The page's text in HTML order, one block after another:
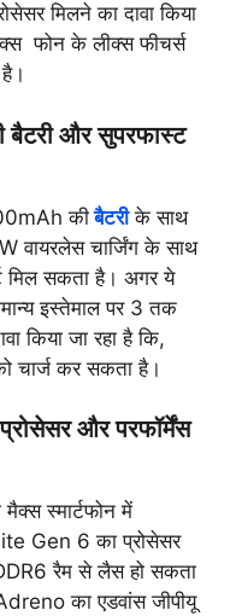
मिलने का दावा किया
फोन के लीक्स फीचर्स
और सुपरफास्ट
कीबैटरीके साथ
वायरलेस चार्जिंग के साथ
मिल सकता है। अगर ये
इस्तेमाल पर 3 तक
किया जा रहा है कि,
चार्ज कर सकता है।
और परफॉर्मेंस
स्मार्टफोन में
Gen 6 का प्रोसेसर
रैम से लैस हो सकता
का एडवांस जीपीयू